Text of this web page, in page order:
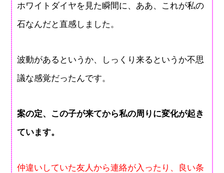
ホワイトダイヤを見た瞬間に、ああ、これが私の
石なんだと直感しました。
波動があるというか、しっくり来るというか不思
議な感覚だったんです。
案の定、この子が来てから私の周りに変化が起き
ています。
仲違いしていた友人から連絡が入ったり、良い条